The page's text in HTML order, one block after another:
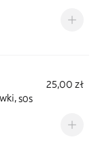
25,00 zł
sos